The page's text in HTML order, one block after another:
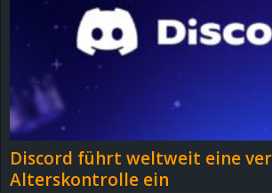
Discord führt weltweit eine
Alterskontrolle ein